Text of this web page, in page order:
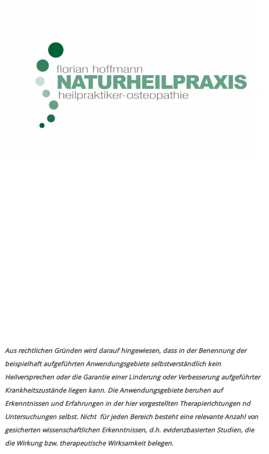
Aus rechtlichen Gründen wird darauf hingewiesen, dass in der Benennung der
beispielhaft aufgeführten Anwendungsgebiete selbstverständlich kein
Heilversprechen oder die Garantie einer Linderung oder Verbesserung aufgeführter
Krankheitszustände liegen kann. Die Anwendungsgebiete beruhen auf
Erkenntnissen und Erfahrungen in der hier vorgestellten Therapierichtungen nd
Untersuchungen selbst. Nicht für jeden Bereich besteht eine relevante Anzahl von
gesicherten wissenschaftlichen Erkenntnissen, d.h. evidenzbasierten Studien, die
die Wirkung bzw. therapeutische Wirksamkeit belegen.